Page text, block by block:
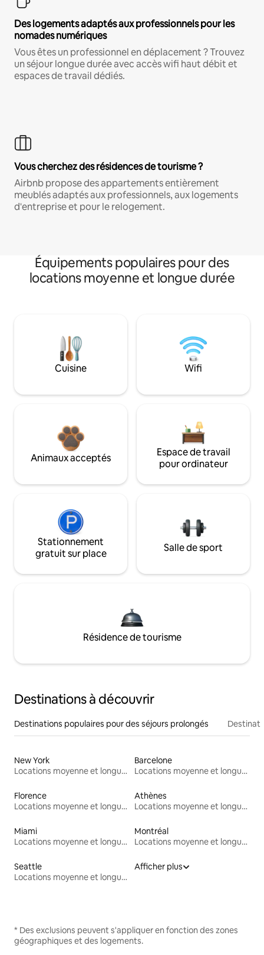
Des logements adaptés aux professionnels pour les
nomades numériques
Vous êtes un professionnel en déplacement ? Trouvez
un séjour longue durée avec accès wifi haut débit et
espaces de travail dédiés.
Vous cherchez des résidences de tourisme ?
Airbnb propose des appartements entièrement
meublés adaptés aux professionnels, aux logements
d'entreprise et pour le relogement.
Équipements populaires pour des
locations moyenne et longue durée
Cuisine Wifi
Animaux acceptés
Espace de travail
pour ordinateur
Stationnement
gratuit sur place
Salle de sport
Résidence de tourisme
Destinations à découvrir
Destinations populaires pour des séjours prolongés
New York
Locations moyenne et longue durée
Barcelone
Locations moyenne et longue durée
Florence
Locations moyenne et longue durée
Athènes
Locations moyenne et longue durée
Miami
Locations moyenne et longue durée
Montréal
Locations moyenne et longue durée
Seattle
Locations moyenne et longue durée
Afficher plus
* Des exclusions peuvent s'appliquer en fonction des zones
géographiques et des logements.